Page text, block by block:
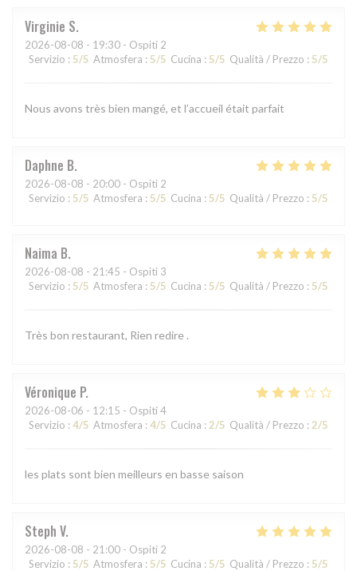
Virginie S
2026-08-08 - 19:30 - Ospiti 2
Servizio : 5/5 Atmosfera : 5/5 Cucina : 5/5 Qualità / Prezzo : 5/5
Nous avons très bien mangé, et l’accueil était parfait
Daphne B
2026-08-08 - 20:00 - Ospiti 2
Servizio : 5/5 Atmosfera : 5/5 Cucina : 5/5 Qualità / Prezzo : 5/5
Naima B
2026-08-08 - 21:45 - Ospiti 3
Servizio : 5/5 Atmosfera : 5/5 Cucina : 5/5 Qualità / Prezzo : 5/5
Très bon restaurant, Rien redire .
Véronique P
2026-08-06 - 12:15 - Ospiti 4
Servizio : 4/5 Atmosfera : 4/5 Cucina : 2/5 Qualità / Prezzo : 2/5
les plats sont bien meilleurs en basse saison
Steph V
2026-08-08 - 21:00 - Ospiti 2
Servizio : 5/5 Atmosfera : 5/5 Cucina : 5/5 Qualità / Prezzo : 5/5